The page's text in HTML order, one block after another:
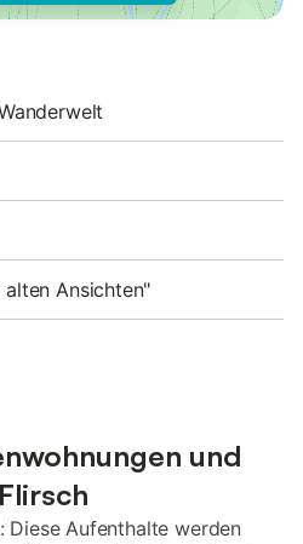
alten Ansichten"
und
Diese Aufenthalte werden